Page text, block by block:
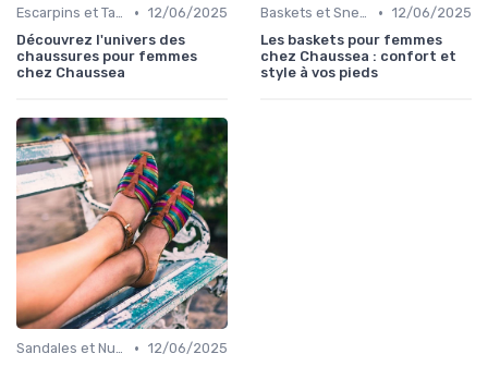
Escarpins et Talons • 12/06/2025
Découvrez l'univers des
chaussures pour femmes
chez Chaussea
Baskets et Sneakers • 12/06/2025
Les baskets pour femmes
chez Chaussea : confort et
style à vos pieds
Sandales et Nu-pieds • 12/06/2025